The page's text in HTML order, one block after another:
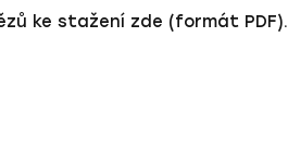
ke stažení zde (formát PDF).